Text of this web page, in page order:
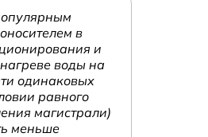
в
и
воды на
одинаковых
равного
магистрали)
меньше